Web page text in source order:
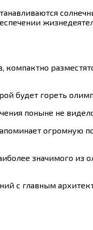
компактно
будет гореть
поныне не
огромную
значимого из
с главным